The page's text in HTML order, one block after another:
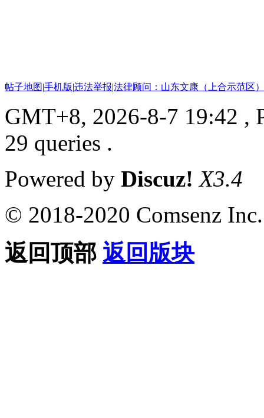
帖子地图|手机版|违法举报|法律顾问：山东文康（上合示范区
GMT+8, 2026-8-7 19:42 ,
29 queries .
Powered by Discuz! X3.4
© 2018-2020 Comsenz Inc.
返回顶部 返回版块